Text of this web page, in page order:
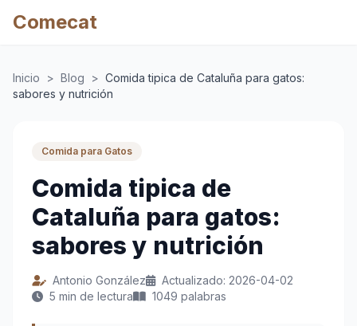
Comecat
Inicio > Blog > Comida tipica de Cataluña para gatos:
sabores y nutrición
Comida para Gatos
Comida tipica de
Cataluña para gatos:
sabores y nutrición
Antonio González
Actualizado: 2026-04-02
5 min de lectura
1049 palabras